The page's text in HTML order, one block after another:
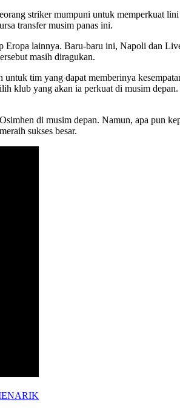
striker mumpuni untuk memperkuat
transfer musim panas ini.
lainnya. Baru-baru ini, Napoli dan
masih diragukan.
tim yang dapat memberinya
klub yang akan ia perkuat di musim
di musim depan. Namun, apa pun
sukses besar.